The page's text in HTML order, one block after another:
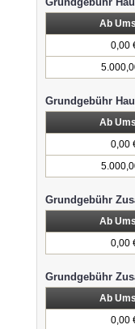
Ab
0,00
Grundgebühr
Ab
0,00
Grundgebühr
Ab
0,00
Grundgebühr
Ab
0,00